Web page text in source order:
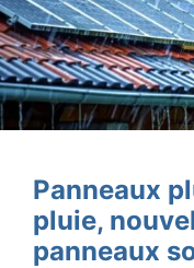
Panneaux
pluie,
panneaux